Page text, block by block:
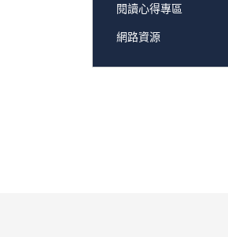
閱讀心得專區
網路資源